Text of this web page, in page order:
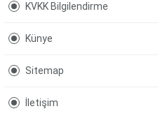
KVKK Bilgilendirme
Künye
Sitemap
İletişim